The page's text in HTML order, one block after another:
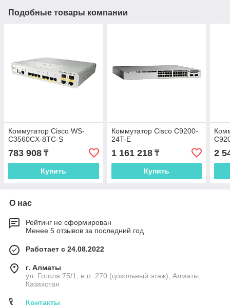
Подобные товары компании
Коммутатор Cisco WS-
C3560CX-8TC-S
783 908 ₸
Купить
Коммутатор Cisco C9200-
24T-E
1 161 218₸
Купить
2
О нас
Рейтинг не сформирован
Менее 5 отзывов за последний год
Работает с 24.08.2022
г. Алматы
ул. Гоголя 75/1, н.п. 270 (цокольный этаж), Алматы,
Казахстан
Контакты